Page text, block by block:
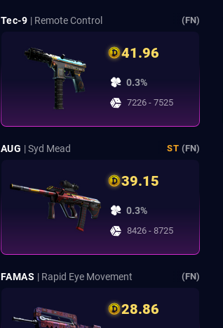
Tec-9 | Remote Control (FN)
41.96
0.3%
7226 - 7525
AUG | Syd Mead ST (FN)
39.15
0.3%
8426 - 8725
FAMAS | Rapid Eye Movement (FN)
28.86